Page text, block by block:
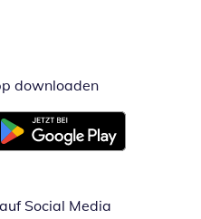
downloadenÖffnet in
in neuem Fenster
Social Media